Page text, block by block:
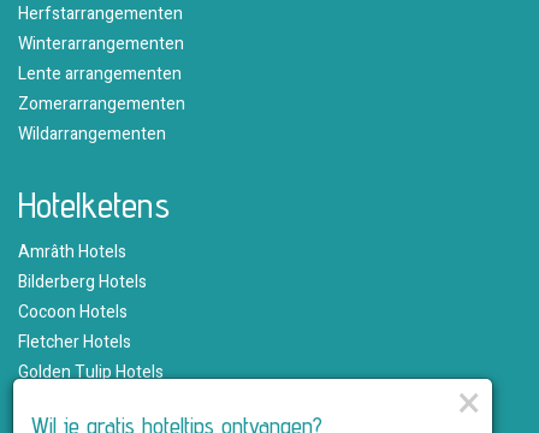
Herfstarrangementen
Winterarrangementen
Lente arrangementen
Zomerarrangementen
Wildarrangementen
Hotelketens
Amrâth Hotels
Bilderberg Hotels
Cocoon Hotels
Fletcher Hotels
Golden Tulip Hotels
×
Wil je gratis hoteltips ontvangen?